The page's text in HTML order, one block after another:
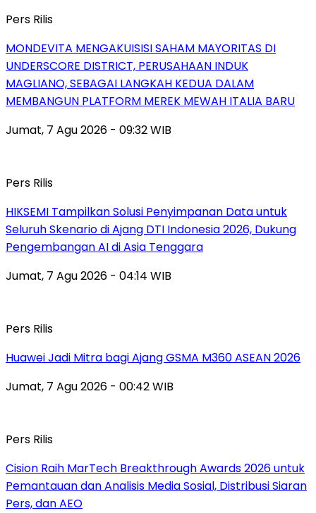
Pers Rilis
MONDEVITA MENGAKUISISI SAHAM MAYORITAS DI
UNDERSCORE DISTRICT, PERUSAHAAN INDUK
MAGLIANO, SEBAGAI LANGKAH KEDUA DALAM
MEMBANGUN PLATFORM MEREK MEWAH ITALIA BARU
Jumat, 7 Agu 2026 - 09:32 WIB
Pers Rilis
HIKSEMI Tampilkan Solusi Penyimpanan Data untuk
Seluruh Skenario di Ajang DTI Indonesia 2026, Dukung
Pengembangan AI di Asia Tenggara
Jumat, 7 Agu 2026 - 04:14 WIB
Pers Rilis
Huawei Jadi Mitra bagi Ajang GSMA M360 ASEAN 2026
Jumat, 7 Agu 2026 - 00:42 WIB
Pers Rilis
Cision Raih MarTech Breakthrough Awards 2026 untuk
Pemantauan dan Analisis Media Sosial, Distribusi Siaran
Pers, dan AEO